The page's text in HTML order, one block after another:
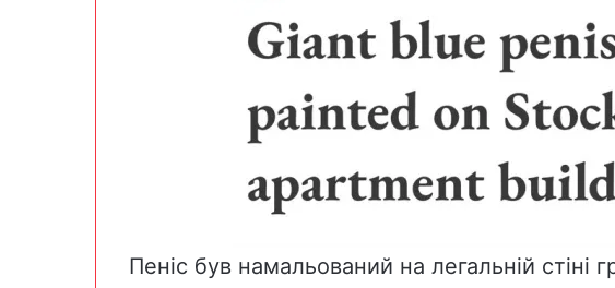
Пеніс був намальований на легальній стіні